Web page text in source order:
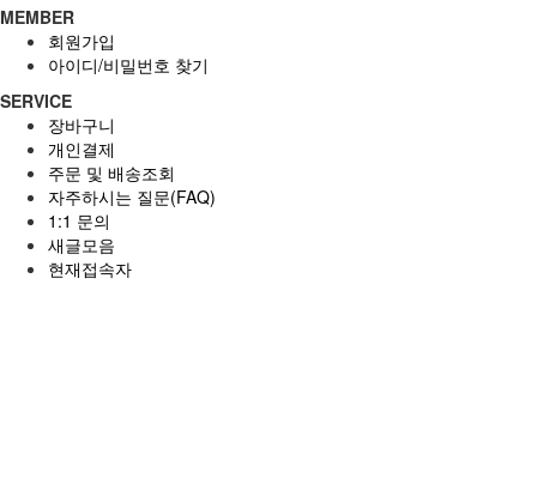
MEMBER
회원가입
아이디/비밀번호 찾기
SERVICE
장바구니
개인결제
주문 및 배송조회
자주하시는 질문(FAQ)
1:1 문의
새글모음
현재접속자